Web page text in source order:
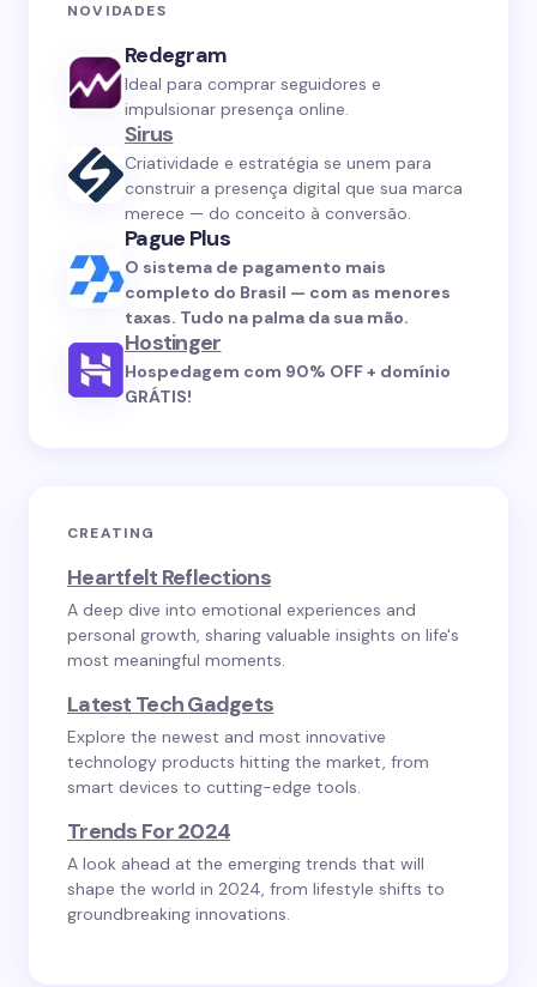
NOVIDADES
Redegram
Ideal para comprar seguidores e
impulsionar presença online.
Sirus
Criatividade e estratégia se unem para
construir a presença digital que sua marca
merece — do conceito à conversão.
Pague Plus
O sistema de pagamento mais
completo do Brasil — com as menores
taxas. Tudo na palma da sua mão.
Hostinger
Hospedagem com 90% OFF + domínio
GRÁTIS!
CREATING
Heartfelt Reflections
A deep dive into emotional experiences and
personal growth, sharing valuable insights on life's
most meaningful moments.
Latest Tech Gadgets
Explore the newest and most innovative
technology products hitting the market, from
smart devices to cutting-edge tools.
Trends For 2024
A look ahead at the emerging trends that will
shape the world in 2024, from lifestyle shifts to
groundbreaking innovations.